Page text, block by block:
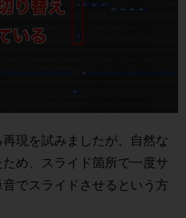
現を試みましたが、自然な
め、スライド箇所で一度サ
でスライドさせるという方